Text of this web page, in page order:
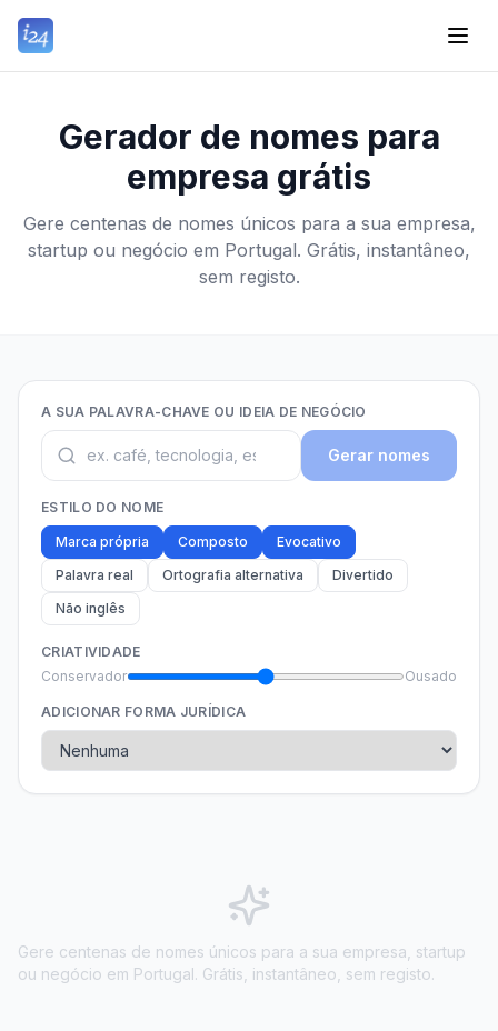
Gerador de nomes para
empresa grátis
Gere centenas de nomes únicos para a sua empresa,
startup ou negócio em Portugal. Grátis, instantâneo,
sem registo.
A SUA PALAVRA-CHAVE OU IDEIA DE NEGÓCIO
Gerar nomes
ESTILO DO NOME
Marca própria Composto
Evocativo
Palavra real
Ortografia alternativa
Divertido
Não inglês
CRIATIVIDADE
Conservador
Ousado
ADICIONAR FORMA JURÍDICA
Gere centenas de nomes únicos para a sua empresa, startup
ou negócio em Portugal. Grátis, instantâneo, sem registo.